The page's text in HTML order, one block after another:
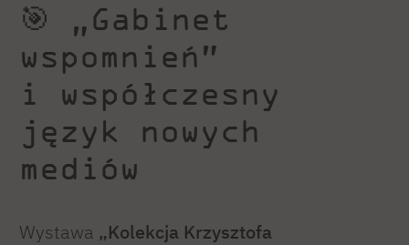
🎯 „Gabinet
wspomnień”
i współczesny
język nowych
mediów
Wystawa „Kolekcja Krzysztofa